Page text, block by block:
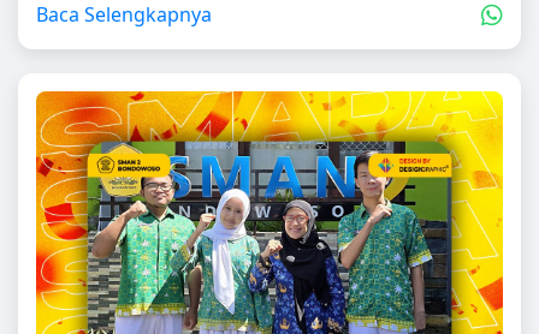
Baca Selengkapnya